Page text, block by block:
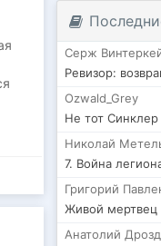
Серж
Ozwald_Grey
Не тот Синклер
Николай
7. Война
Григорий
Живой мертвец
Анатолий